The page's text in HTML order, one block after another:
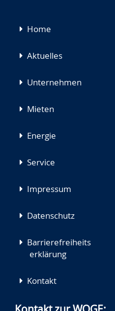
Navigation
Home
Aktuelles
Unternehmen
Mieten
Energie
Service
Impressum
Datenschutz
Barrierefreiheits
erklärung
Kontakt